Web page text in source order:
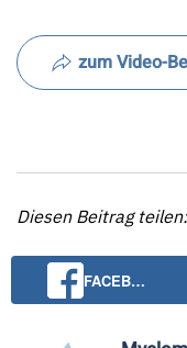
zum Video-
Diesen Beitrag teilen:
FACEB…